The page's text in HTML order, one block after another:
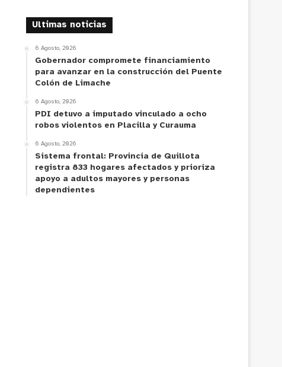
Ultimas noticias
6 Agosto, 2026
Gobernador compromete financiamiento
para avanzar en la construcción del Puente
Colón de Limache
6 Agosto, 2026
PDI detuvo a imputado vinculado a ocho
robos violentos en Placilla y Curauma
6 Agosto, 2026
Sistema frontal: Provincia de Quillota
registra 833 hogares afectados y prioriza
apoyo a adultos mayores y personas
dependientes